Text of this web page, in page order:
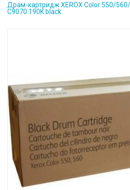
Драм-картридж XEROX Color 550/
C9070 190K black